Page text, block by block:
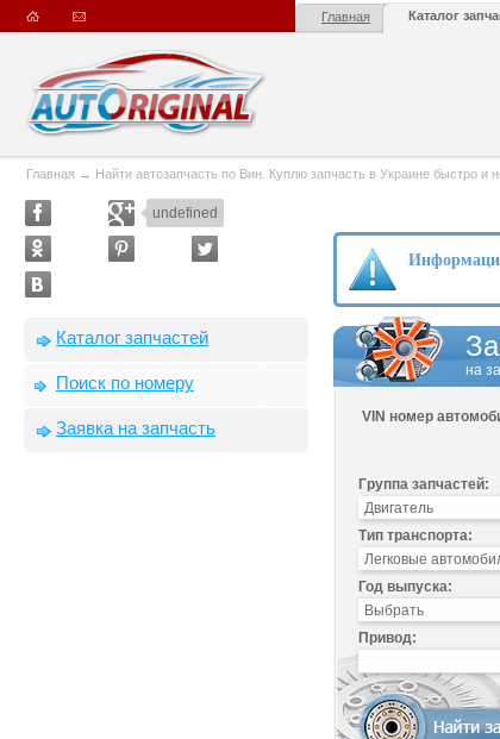
Главная Каталог
Главная → Найти автозапчасть по Вин. Куплю запчасть в Украине быстро и
undefined
Каталог запчастей
Поиск по номеру
Заявка на запчасть
на
VIN номер
Группа запчастей:
Тип транспорта:
Год выпуска:
Привод: